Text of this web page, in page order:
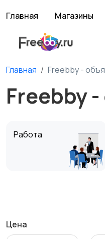
Главная Магазины
Главная Freebby -
Freebby
Работа
Цена